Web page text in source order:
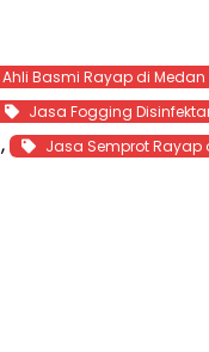
Ahli Basmi Rayap di Medan
Jasa Fogging
, Jasa Semprot Rayap